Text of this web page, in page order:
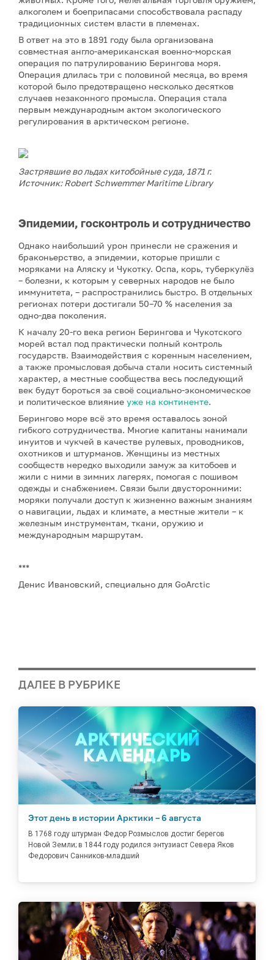
алкоголем и боеприпасами способствовала распаду
традиционных систем власти в племенах.
В ответ на это в 1891 году была организована
совместная англо-американская военно-морская
операция по патрулированию Берингова моря.
Операция длилась три с половиной месяца, во время
которой было предотвращено несколько десятков
случаев незаконного промысла. Операция стала
первым международным актом экологического
регулирования в арктическом регионе.
Застрявшие во льдах китобойные суда, 1871 г.
Источник: Robert Schwemmer Maritime Library
Эпидемии, госконтроль и сотрудничество
Однако наибольший урон принесли не сражения и
браконьерство, а эпидемии, которые пришли с
моряками на Аляску и Чукотку. Оспа, корь, туберкулёз
– болезни, к которым у северных народов не было
иммунитета, – распространились быстро. В отдельных
регионах потери достигали 50–70 % населения за
одно-два поколения.
К началу 20-го века регион Берингова и Чукотского
морей встал под практически полный контроль
государств. Взаимодействия с коренным населением,
а также промысловая добыча стали носить системный
характер, а местные сообщества весь последующий
век будут бороться за своё социально-экономическое
и политическое влияние уже на континенте.
Берингово море всё это время оставалось зоной
гибкого сотрудничества. Многие капитаны нанимали
инуитов и чукчей в качестве рулевых, проводников,
охотников и штурманов. Женщины из местных
сообществ нередко выходили замуж за китобоев и
жили с ними в зимних лагерях, помогая с пошивом
одежды и снабжением. Связи были двусторонними:
моряки получали доступ к жизненно важным знаниям
о навигации, льдах и климате, а местные жители – к
железным инструментам, ткани, оружию и
международным маршрутам.
***
Денис Ивановский, специально для GoArctic
ДАЛЕЕ В РУБРИКЕ
Этот день в истории Арктики – 6 августа
В 1768 году штурман Федор Розмыслов достиг берегов
Новой Земли; в 1844 году родился энтузиаст Севера Яков
Федорович Санников-младший